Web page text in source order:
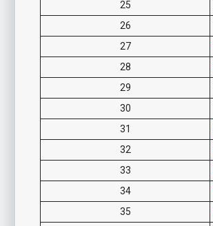
25
26
27
28
29
30
31
32
33
34
35